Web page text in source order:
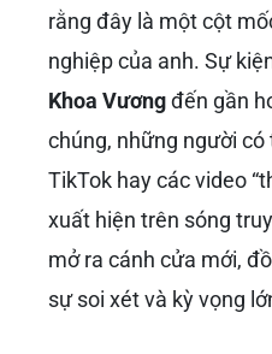
rằng đây là một cột
nghiệp của anh. Sự
Khoa Vươngđến gần
chúng, những người
TikTok hay các video
xuất hiện trên sóng
mở ra cánh cửa mới,
sự soi xét và kỳ vọng